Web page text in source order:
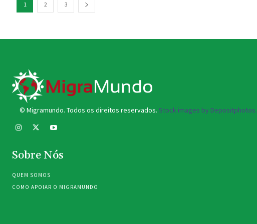
1 2 3
© Migramundo. Todos os direitos reservados. Stock images by Depositphotos.
Sobre Nós
QUEM SOMOS
COMO APOIAR O MIGRAMUNDO